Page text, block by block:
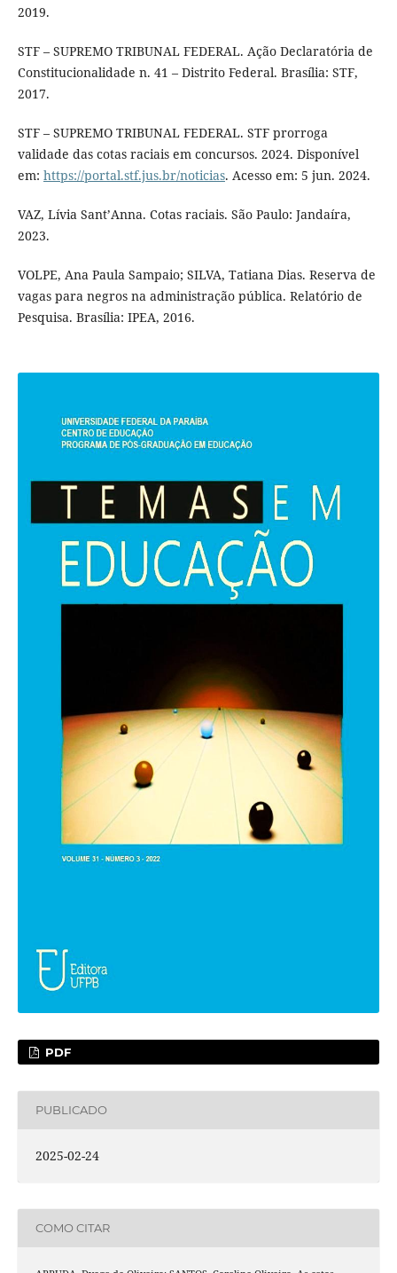
2019.
STF – SUPREMO TRIBUNAL FEDERAL. Ação Declaratória de
Constitucionalidade n. 41 – Distrito Federal. Brasília: STF,
2017.
STF – SUPREMO TRIBUNAL FEDERAL. STF prorroga
validade das cotas raciais em concursos. 2024. Disponível
em: https://portal.stf.jus.br/noticias. Acesso em: 5 jun. 2024.
VAZ, Lívia Sant’Anna. Cotas raciais. São Paulo: Jandaíra,
2023.
VOLPE, Ana Paula Sampaio; SILVA, Tatiana Dias. Reserva de
vagas para negros na administração pública. Relatório de
Pesquisa. Brasília: IPEA, 2016.
PDF
PUBLICADO
2025-02-24
COMO CITAR